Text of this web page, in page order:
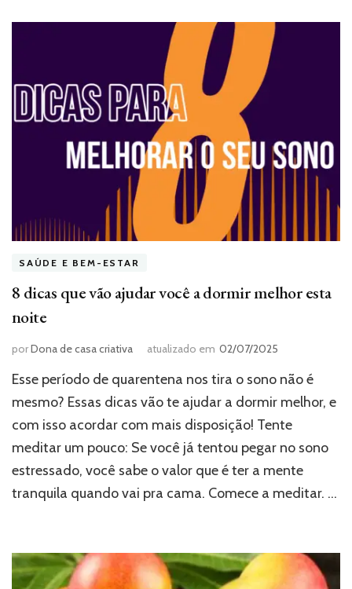
SAÚDE E BEM-ESTAR
8 dicas que vão ajudar você a dormir melhor esta
noite
porDona de casa criativa atualizado em 02/07/2025
Esse período de quarentena nos tira o sono não é
mesmo? Essas dicas vão te ajudar a dormir melhor, e
com isso acordar com mais disposição! Tente
meditar um pouco: Se você já tentou pegar no sono
estressado, você sabe o valor que é ter a mente
tranquila quando vai pra cama. Comece a meditar. …